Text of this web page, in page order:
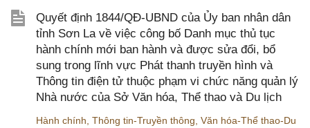
Quyết định 1844/QĐ-UBND của Ủy ban nhân dân
tỉnh Sơn La về việc công bố Danh mục thủ tục
hành chính mới ban hành và được sửa đổi, bổ
sung trong lĩnh vực Phát thanh truyền hình và
Thông tin điện tử thuộc phạm vi chức năng quản lý
Nhà nước của Sở Văn hóa, Thể thao và Du lịch
Hành chính Thông tin-Truyền thông Văn hóa-Thể thao-Du